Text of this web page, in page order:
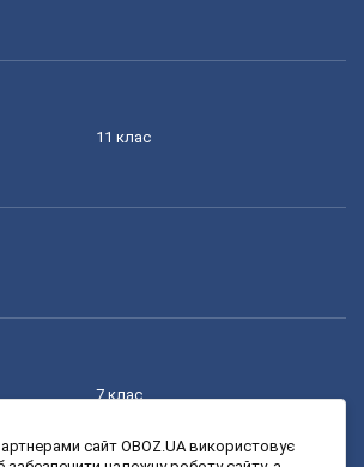
11 клас
7 клас
сайт OBOZ.UA використовує